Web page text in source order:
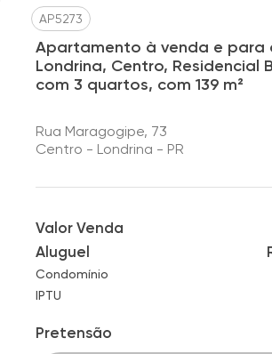
AP5273
Apartamento à venda e para
Londrina, Centro, Residencial
com 3 quartos, com 139 m²
Rua Maragogipe, 73
Centro - Londrina - PR
Valor Venda
Aluguel
Condomínio
IPTU
Pretensão